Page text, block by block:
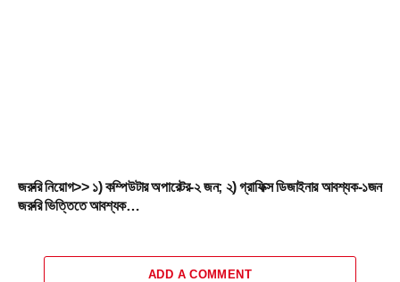
জরুরি নিয়োগ>> ১) কম্পিউটার অপারেটর-২ জন; ২) গ্রাফিক্স ডিজাইনার আবশ্যক-১জন
জরুরি ভিত্তিতে আবশ্যক…
ADD A COMMENT